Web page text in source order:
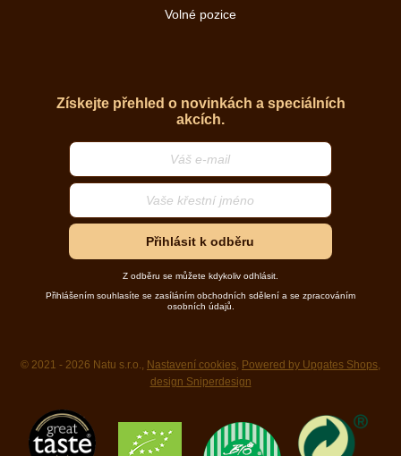
Volné pozice
Získejte přehled o novinkách a speciálních
akcích.
Přihlásit k odběru
Z odběru se můžete kdykoliv odhlásit.
Přihlášením souhlasíte se zasíláním obchodních sdělení a se zpracováním
osobních údajů.
© 2021 - 2026 Natu s.r.o., Nastavení cookies Powered by Upgates Shops
design Sniperdesign